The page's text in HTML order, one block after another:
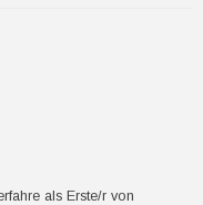
als Erste/r von